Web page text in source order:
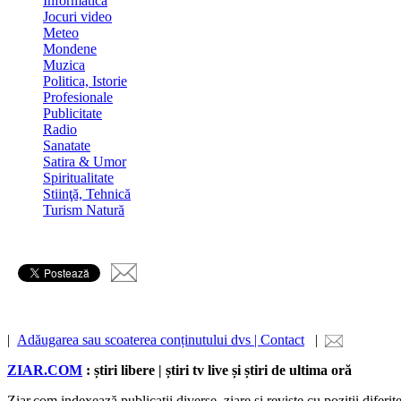
Jocuri video
Meteo
Mondene
Muzica
Politica, Istorie
Profesionale
Publicitate
Radio
Sanatate
Satira & Umor
Spiritualitate
Stiinţă, Tehnică
Turism Natură
| Adăugarea sau scoaterea conținutului dvs | Contact |
ZIAR.COM : știri libere | știri tv live și știri de ultima oră